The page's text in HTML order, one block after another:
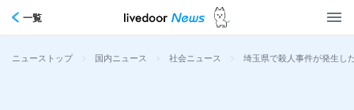
一覧
ニューストップ > 国内ニュース > 社会ニュース > 埼玉県で殺人事件が発生し